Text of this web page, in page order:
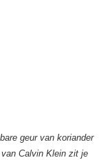
geur van koriander
Calvin Klein zit je